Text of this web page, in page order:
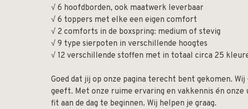
√ 6 hoofdborden, ook maatwerk leverbaar
√ 6 toppers met elke een eigen comfort
√ 2 comforts in de boxspring: medium of stevig
√ 9 type sierpoten in verschillende hoogtes
√ 12 verschillende stoffen met in totaal circa 25
Goed dat jij op onze pagina terecht bent gekomen.
geeft. Met onze ruime ervaring en vakkennis én
fit aan de dag te beginnen. Wij helpen je graag.